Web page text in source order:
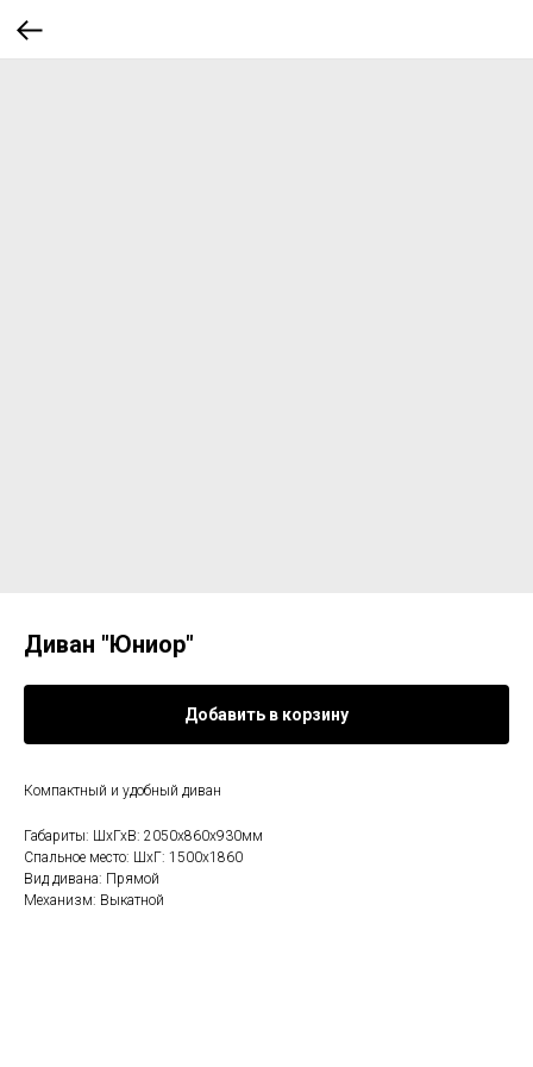
Диван "Юниор"
Добавить в корзину
Компактный и удобный диван
Габариты: ШхГхВ: 2050х860х930мм
Спальное место: ШхГ: 1500х1860
Вид дивана: Прямой
Механизм: Выкатной